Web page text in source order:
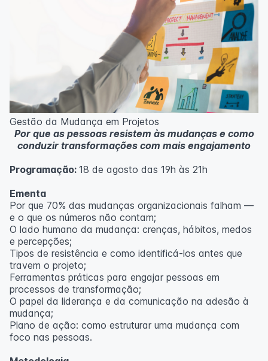
Ferramentas essenciais: 5 Porquês, Ishikawa e voz do
Casos práticos de melhoria em processos
administrativos e operacionais;
Próximos passos na jornada Lean Seis Sigma: do White
Metodologia
100% da carga horária do curso são realizadas com
aulas ao vivo.
As aulas podem ser assistidas por computador, celular
ou tablet.
Outras informações
inscritos serão avisados ​​antecipadamente.
O IPETEC reserva-se o direito de não realizar o curso
caso não atinja o número mínimo de 20 inscritos.
Professor(a):
Gestão da Mudança em Projetos
Por que as pessoas resistem às mudanças e como
conduzir transformações com mais engajamento
Programação: 18 de agosto das 19h às 21h
Ementa
Por que 70% das mudanças organizacionais falham —
e o que os números não contam;
O lado humano da mudança: crenças, hábitos, medos
e percepções;
Tipos de resistência e como identificá-los antes que
travem o projeto;
Ferramentas práticas para engajar pessoas em
processos de transformação;
O papel da liderança e da comunicação na adesão à
mudança;
Plano de ação: como estruturar uma mudança com
foco nas pessoas.